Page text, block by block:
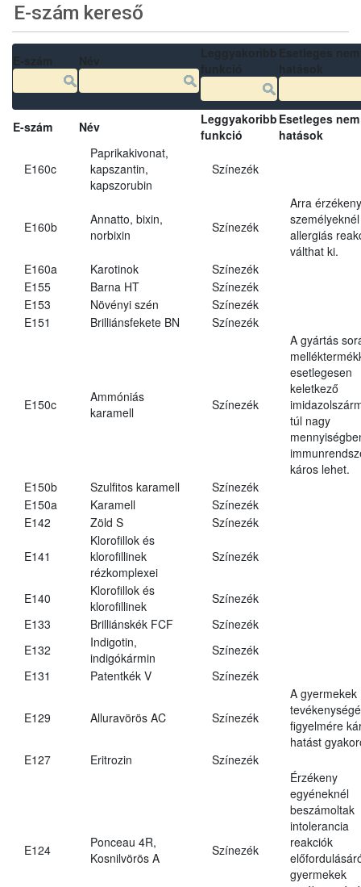
E-szám kereső
E-szám Név
Leggyakoribb
funkció
Esetleges
hatások
E160c
Paprikakivonat,
kapszantin,
kapszorubin
Színezék
E160b
Annatto, bixin,
norbixin
Színezék
Arra érzékeny
személyeknél
allergiás
válthat ki.
E160a
Karotinok
Színezék
E155
Barna HT
Színezék
E153
Növényi szén
Színezék
E151
Brilliánsfekete BN Színezék
E150c
Ammóniás
karamell
Színezék
A gyártás
esetlegesen
keletkező
túl nagy
káros lehet.
E150b
Szulfitos karamell
Színezék
E150a
Karamell
Színezék
E142
Zöld S Színezék
E141
Klorofillok és
klorofillinek
rézkomplexei
Színezék
E140
Klorofillok és
klorofillinek
Színezék
E133
Brilliánskék FCF
Színezék
E132
Indigotin,
indigókármin
Színezék
E131
Patentkék V Színezék
E129 Alluravörös AC Színezék
A gyermekek
figyelmére
hatást
E127
Eritrozin Színezék
E124
Ponceau 4R,
Kosnilvörös A
Színezék
Érzékeny
egyéneknél
beszámoltak
intolerancia
reakciók
gyermekek